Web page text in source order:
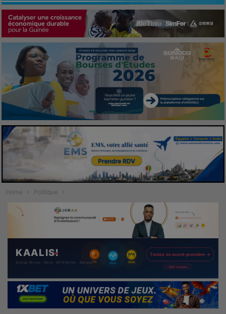
Home Politique